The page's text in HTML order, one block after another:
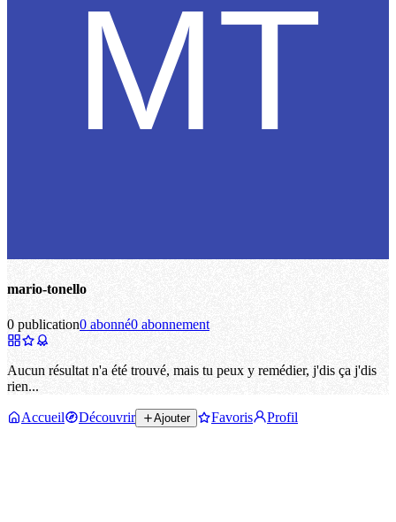
mario-tonello
0 publication0 abonné0 abonnement
Aucun résultat n'a été trouvé, mais tu peux y remédier, j'dis ça j'dis
rien...
Accueil Découvrir Ajouter Favoris Profil